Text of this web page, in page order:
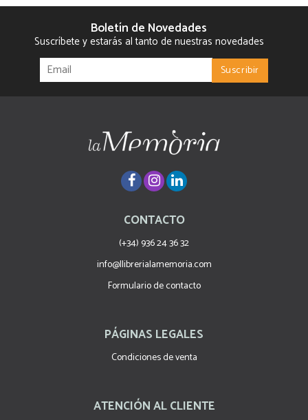
Boletín de Novedades
Suscríbete y estarás al tanto de nuestras novedades
CONTACTO
(+34) 936 24 36 32
info@llibrerialamemoria.com
Formulario de contacto
PÁGINAS LEGALES
Condiciones de venta
ATENCIÓN AL CLIENTE